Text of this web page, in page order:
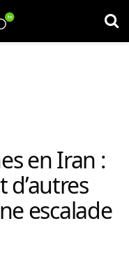
en Iran :
d’autres
escalade